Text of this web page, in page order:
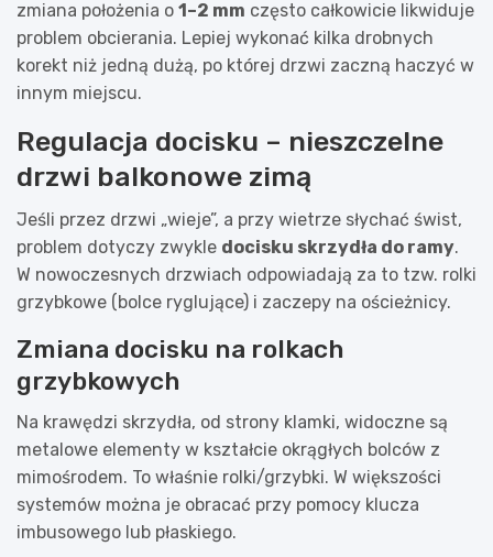
zmiana położenia o 1–2 mm często całkowicie likwiduje
problem obcierania. Lepiej wykonać kilka drobnych
korekt niż jedną dużą, po której drzwi zaczną haczyć w
innym miejscu.
Regulacja docisku – nieszczelne
drzwi balkonowe zimą
Jeśli przez drzwi „wieje”, a przy wietrze słychać świst,
problem dotyczy zwykle docisku skrzydła do ramy.
W nowoczesnych drzwiach odpowiadają za to tzw. rolki
grzybkowe (bolce ryglujące) i zaczepy na ościeżnicy.
Zmiana docisku na rolkach
grzybkowych
Na krawędzi skrzydła, od strony klamki, widoczne są
metalowe elementy w kształcie okrągłych bolców z
mimośrodem. To właśnie rolki/grzybki. W większości
systemów można je obracać przy pomocy klucza
imbusowego lub płaskiego.